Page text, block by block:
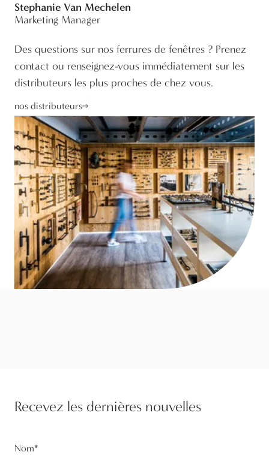
Stephanie Van Mechelen
Marketing Manager
Des questions sur nos ferrures de fenêtres ? Prenez
contact ou renseignez-vous immédiatement sur les
distributeurs les plus proches de chez vous.
nos distributeurs
Recevez les dernières nouvelles
Nom*